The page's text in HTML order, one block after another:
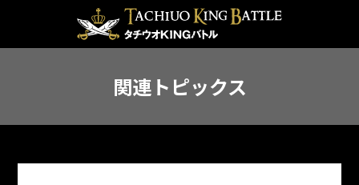
関連トピックス